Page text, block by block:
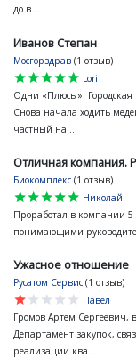
до в...
Иванов Степан
Мосгорздрав (1 отзыв)
star
star
star
star
star
Lori
Одни «Плюсы»!
Снова начала ходить
частный на...
Отличная компания.
Биокомплекс (1 отзыв)
star
star
star
star
star
Николай
Проработал в компании 5
понимающими
Ужасное отношение
Русатом Сервис (1 отзыв)
star
star
star
star
star
Павел
Громов Артем Сергеевич,
Департамент закупок,
реализации ква...